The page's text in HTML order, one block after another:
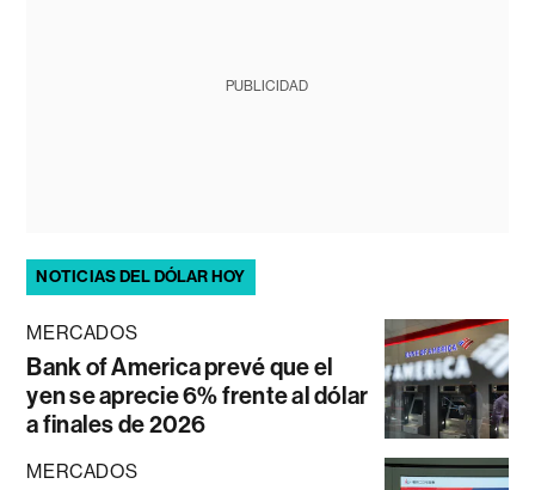
PUBLICIDAD
NOTICIAS DEL DÓLAR HOY
MERCADOS
Bank of America prevé que el
yen se aprecie 6% frente al dólar
a finales de 2026
MERCADOS